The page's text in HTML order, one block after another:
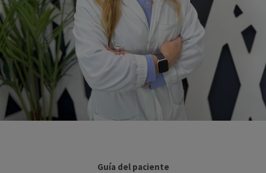
Guía del paciente